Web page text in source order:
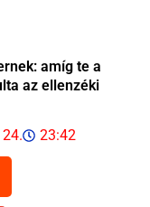
amíg te a
az ellenzéki
23:42